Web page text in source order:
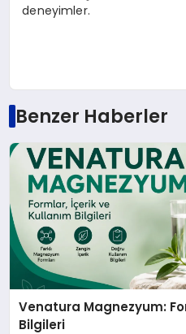
deneyimler.
Benzer Haberler
Venatura Magnezyum:
Bilgileri